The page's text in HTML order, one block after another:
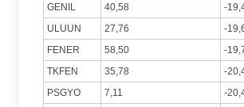
GENIL
40,58
-
ULUUN
27,76
-
FENER
58,50
-
TKFEN
35,78
-
PSGYO
7,11
-